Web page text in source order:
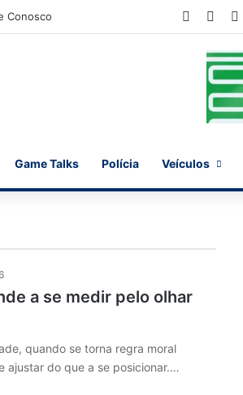
Conosco Facebook
Game Talks Polícia Veículos
a se medir pelo olhar
quando se torna regra moral
ajustar do que a se posicionar.…